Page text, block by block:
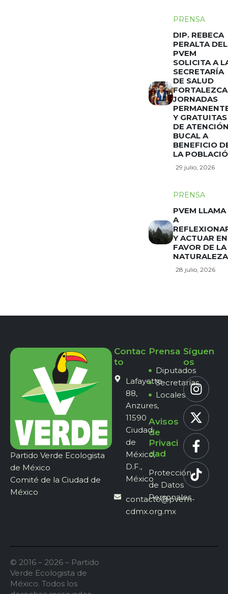
PRENSA
DIP. REBECA
PERALTA DEL
PVEM
SOLICITA A
SECRETARÍA
DE SALUD
FORTALEZCA
JORNADAS
Y GRATUITAS
DE
BUCAL A
BENEFICIO
LA
29 julio, 2026
PRENSA
PVEM LLAMA
A
Y ACTUAR EN
FAVOR DE LA
NATURALEZA
28 julio, 2026
Partido Verde Ecologista
de México
Comité de la Ciudad de
México
Contac
to
Lafayette
88,
Anzures,
11590
Ciudad
de
México,
D.F.,
México
contacto@pvem-
cdmx.org.mx
Prensa
Diputados
Secretarías
Locales
Avisos
de
Privaci
dad
Protección
de Datos
Personales
Síguen
os
© 2016 – 2026 – Partido
Verde Ecologista de
México. Todos los